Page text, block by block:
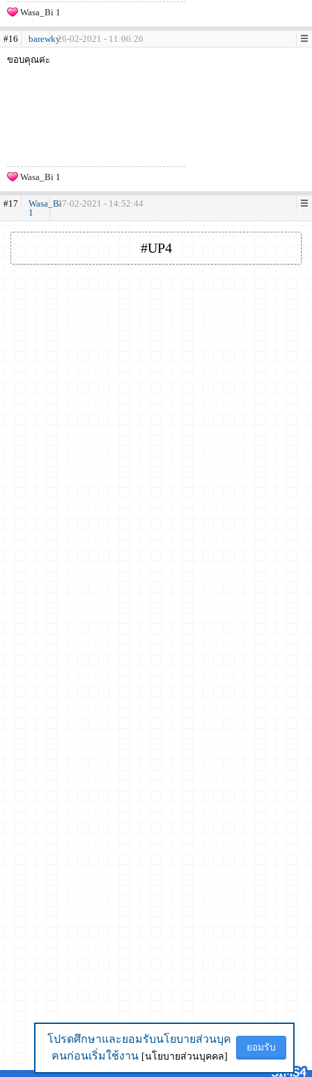
โปรดศึกษาและยอมรับนโยบายส่วนบุค
คนก่อนเริ่มใช้งาน [นโยบายส่วนบุคคล]
ยอมรับ
Wasa_Bi 1
#16 barewky26-02-2021 - 11:06:26
ขอบคุณค่ะ
Wasa_Bi 1
#17
Wasa_Bi
1
27-02-2021 - 14:52:44
#UP4
โปรดศึกษาและยอมรับนโยบายส่วนบุค
คนก่อนเริ่มใช้งาน [นโยบายส่วนบุคคล]
ยอมรับ